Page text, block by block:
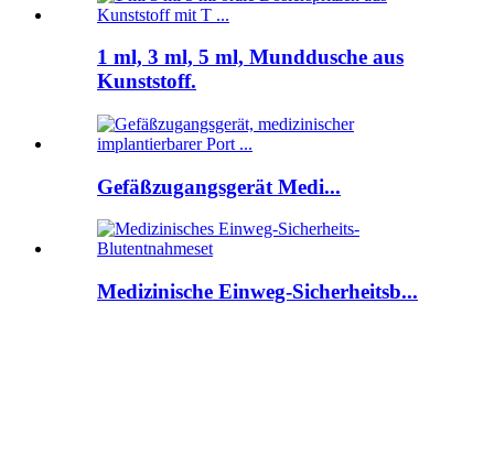
1 ml, 3 ml, 5 ml, Munddusche aus
Kunststoff.
Gefäßzugangsgerät Medi...
Medizinische Einweg-Sicherheitsb...